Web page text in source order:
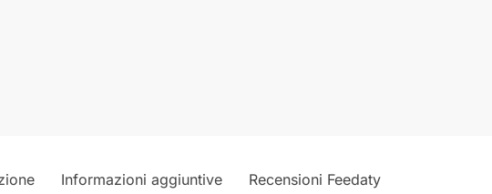
Informazioni aggiuntive Recensioni Feedaty